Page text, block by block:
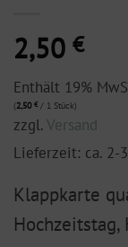
2,50 €
Enthält 19%
(2,50 €/ 1 Stück)
zzgl.Versand
Lieferzeit: ca. 2-
Klappkarte